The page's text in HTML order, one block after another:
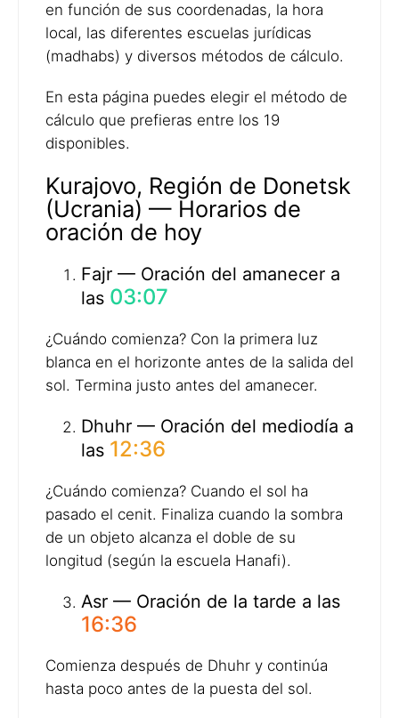
en función de sus coordenadas, la hora
local, las diferentes escuelas jurídicas
(madhabs) y diversos métodos de cálculo.
En esta página puedes elegir el método de
cálculo que prefieras entre los 19
disponibles.
Kurajovo, Región de Donetsk
(Ucrania) — Horarios de
oración de hoy
Fajr — Oración del amanecer a
las 03:07
¿Cuándo comienza? Con la primera luz
blanca en el horizonte antes de la salida del
sol. Termina justo antes del amanecer.
Dhuhr — Oración del mediodía a
las 12:36
¿Cuándo comienza? Cuando el sol ha
pasado el cenit. Finaliza cuando la sombra
de un objeto alcanza el doble de su
longitud (según la escuela Hanafi).
Asr — Oración de la tarde a las
16:36
Comienza después de Dhuhr y continúa
hasta poco antes de la puesta del sol.